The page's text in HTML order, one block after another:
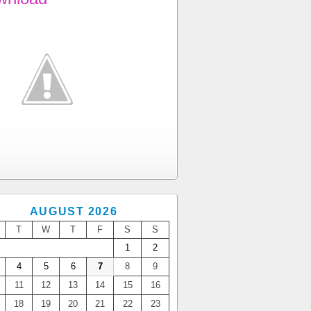
AUGUST 2026
T W T F S
S
1
2
4 5 6 7 8
9
11 12 13 14 15
16
18 19 20 21 22
23